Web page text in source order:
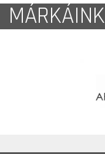
MÁRKÁINK